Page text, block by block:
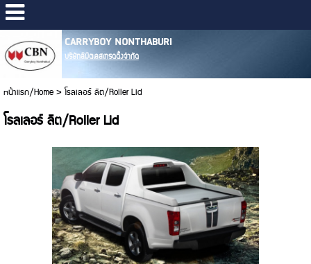
CARRYBOY NONTHABURI
บริษัทลิมิตเลสเทรดดิ้งจำกัด
หน้าแรก/Home>โรลเลอร์ ลิต/Roller Lid
โรลเลอร์ ลิต/Roller Lid